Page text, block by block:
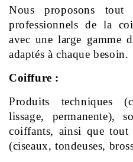
Nous proposons tout
professionnels de la
avec une large gamme
adaptés à chaque besoin.
Coiffure :
Produits techniques
lissage, permanente),
coiffants, ainsi que tout
(ciseaux, tondeuses,